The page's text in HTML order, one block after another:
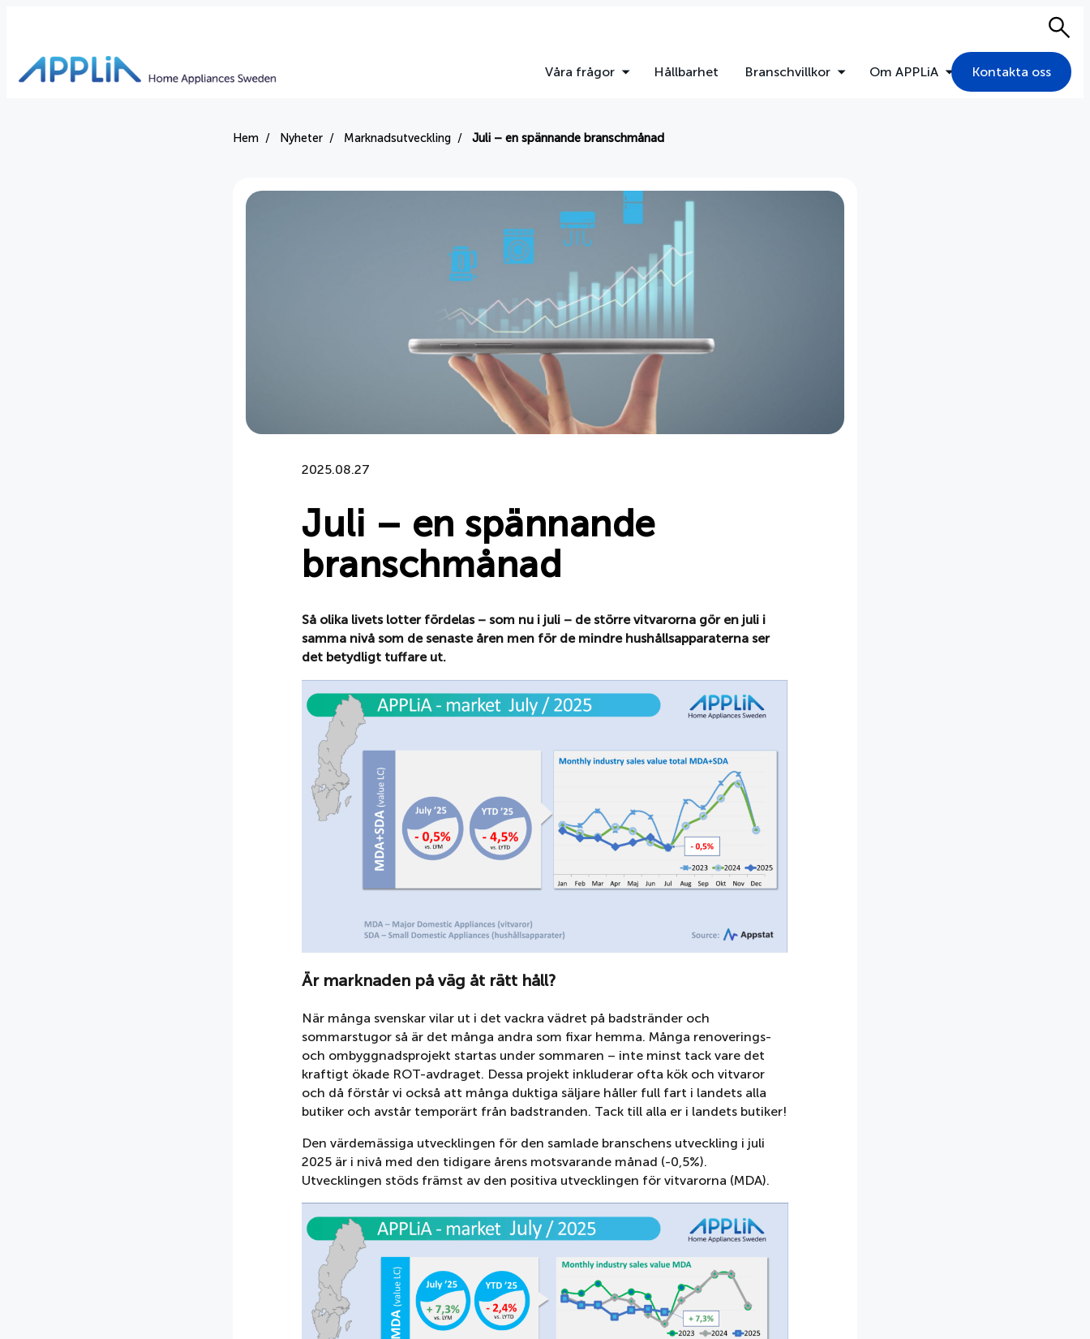
Sök
Våra frågor Hållbarhet Branschvillkor Om APPLiA Kontakta oss
Hem Nyheter Marknadsutveckling Juli – en spännande branschmånad
2025.08.27
Juli – en spännande
branschmånad
Så olika livets lotter fördelas – som nu i juli – de större vitvarorna gör en juli i
samma nivå som de senaste åren men för de mindre hushållsapparaterna ser
det betydligt tuffare ut.
Är marknaden på väg åt rätt håll?
När många svenskar vilar ut i det vackra vädret på badstränder och
sommarstugor så är det många andra som fixar hemma. Många renoverings-
och ombyggnadsprojekt startas under sommaren – inte minst tack vare det
kraftigt ökade ROT-avdraget. Dessa projekt inkluderar ofta kök och vitvaror
och då förstår vi också att många duktiga säljare håller full fart i landets alla
butiker och avstår temporärt från badstranden. Tack till alla er i landets butiker!
Den värdemässiga utvecklingen för den samlade branschens utveckling i juli
2025 är i nivå med den tidigare årens motsvarande månad (-0,5%).
Utvecklingen stöds främst av den positiva utvecklingen för vitvarorna (MDA).